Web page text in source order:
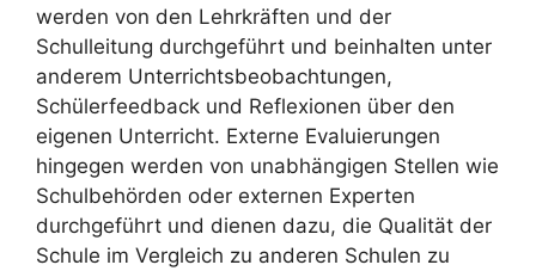
werden von den Lehrkräften und der
Schulleitung durchgeführt und beinhalten unter
anderem Unterrichtsbeobachtungen,
Schülerfeedback und Reflexionen über den
eigenen Unterricht. Externe Evaluierungen
hingegen werden von unabhängigen Stellen wie
Schulbehörden oder externen Experten
durchgeführt und dienen dazu, die Qualität der
Schule im Vergleich zu anderen Schulen zu